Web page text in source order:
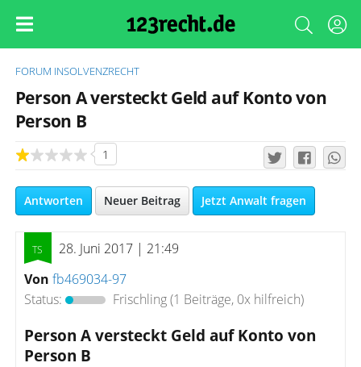
FORUM INSOLVENZRECHT
Person A versteckt Geld auf Konto von
Person B
1
Antworten Neuer Beitrag Jetzt Anwalt fragen
28. Juni 2017 | 21:49
Von fb469034-97
Status:
Frischling(1 Beiträge, 0x hilfreich)
Person A versteckt Geld auf Konto von
Person B